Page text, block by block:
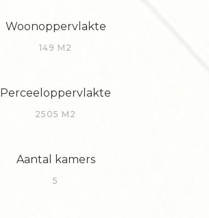
Woonoppervlakte
149 M2
Perceeloppervlakte
2505 M2
Aantal kamers
5